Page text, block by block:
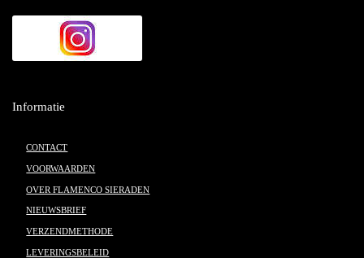
Informatie
CONTACT
VOORWAARDEN
OVER FLAMENCO SIERADEN
NIEUWSBRIEF
VERZENDMETHODE
LEVERINGSBELEID